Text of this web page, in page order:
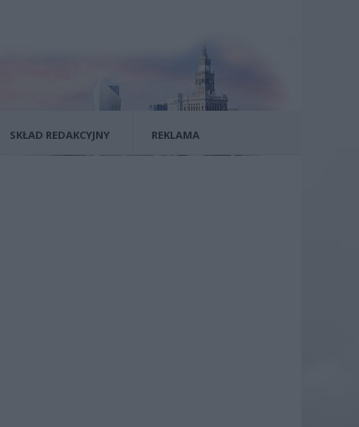
SKŁAD REDAKCYJNY REKLAMA